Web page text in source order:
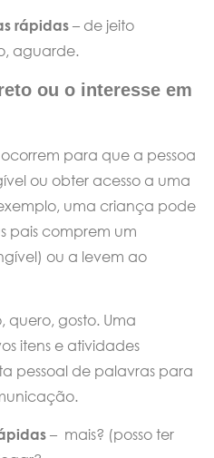
rápidas – de jeito
aguarde.
ou o interesse em
para que a pessoa
ou obter acesso a uma
uma criança pode
pais comprem um
ou a levem ao
quero, gosto. Uma
itens e atividades
pessoal de palavras para
– mais? (posso ter